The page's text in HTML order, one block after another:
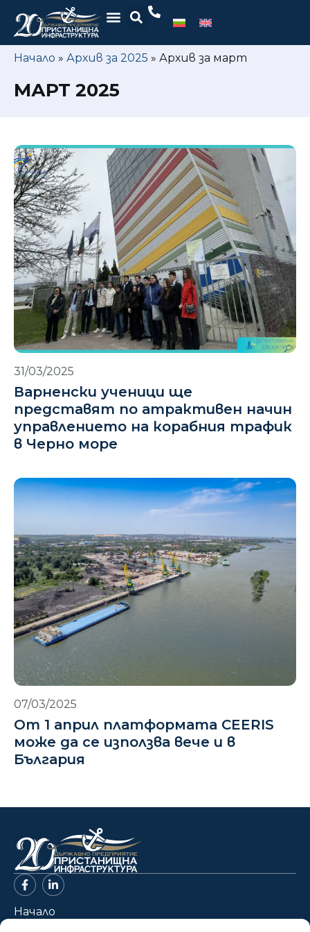
Начало » Архив за 2025 » Архив за март
МАРТ 2025
31/03/2025
Варненски ученици ще
представят по атрактивен начин
управлението на корабния трафик
в Черно море
07/03/2025
От 1 април платформата CEERIS
може да се използва вече и в
България
Начало